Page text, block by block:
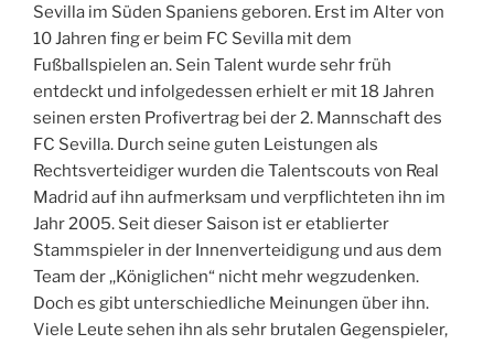
Sevilla im Süden Spaniens geboren. Erst im Alter von
10 Jahren fing er beim FC Sevilla mit dem
Fußballspielen an. Sein Talent wurde sehr früh
entdeckt und infolgedessen erhielt er mit 18 Jahren
seinen ersten Profivertrag bei der 2. Mannschaft des
FC Sevilla. Durch seine guten Leistungen als
Rechtsverteidiger wurden die Talentscouts von Real
Madrid auf ihn aufmerksam und verpflichteten ihn im
Jahr 2005. Seit dieser Saison ist er etablierter
Stammspieler in der Innenverteidigung und aus dem
Team der ,,Königlichen“ nicht mehr wegzudenken.
Doch es gibt unterschiedliche Meinungen über ihn.
Viele Leute sehen ihn als sehr brutalen Gegenspieler,